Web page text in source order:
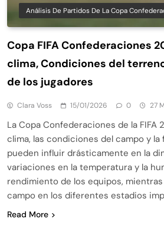
Análisis De Partidos De La Copa
Copa FIFA Confederaciones
clima, Condiciones del
de los jugadores
Clara Voss 15/01/2026 0 27
La Copa Confederaciones de la FIFA
clima, las condiciones del campo y la
pueden influir drásticamente en la
variaciones en la temperatura y la
rendimiento de los equipos,
campo en los diferentes estadios
Read More